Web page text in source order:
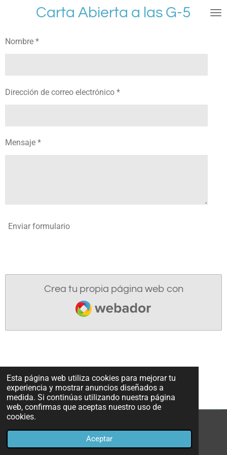
Esta página web utiliza cookies para mejorar tu
experiencia y mostrar anuncios diseñados a
medida. Si continúas utilizando nuestra página
web, confirmas que aceptas nuestro uso de
cookies.
Aceptar
principal
Carta Abierta a las G-5
Nombre *
Dirección de correo electrónico *
Mensaje *
Enviar formulario
Crea tu propia página web con
Webador
Webador